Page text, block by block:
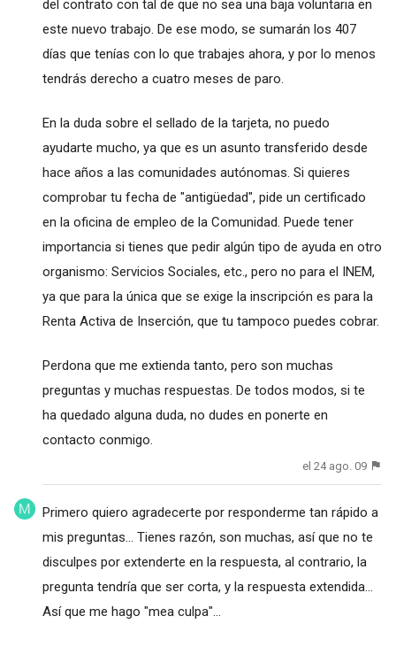
del contrato con tal de que no sea una baja voluntaria en
este nuevo trabajo. De ese modo, se sumarán los 407
días que tenías con lo que trabajes ahora, y por lo menos
tendrás derecho a cuatro meses de paro.
En la duda sobre el sellado de la tarjeta, no puedo
ayudarte mucho, ya que es un asunto transferido desde
hace años a las comunidades autónomas. Si quieres
comprobar tu fecha de "antigüedad", pide un certificado
en la oficina de empleo de la Comunidad. Puede tener
importancia si tienes que pedir algún tipo de ayuda en otro
organismo: Servicios Sociales, etc., pero no para el INEM,
ya que para la única que se exige la inscripción es para la
Renta Activa de Inserción, que tu tampoco puedes cobrar.
Perdona que me extienda tanto, pero son muchas
preguntas y muchas respuestas. De todos modos, si te
ha quedado alguna duda, no dudes en ponerte en
contacto conmigo.
el 24 ago. 09
Primero quiero agradecerte por responderme tan rápido a
mis preguntas... Tienes razón, son muchas, así que no te
disculpes por extenderte en la respuesta, al contrario, la
pregunta tendría que ser corta, y la respuesta extendida...
Así que me hago "mea culpa"...